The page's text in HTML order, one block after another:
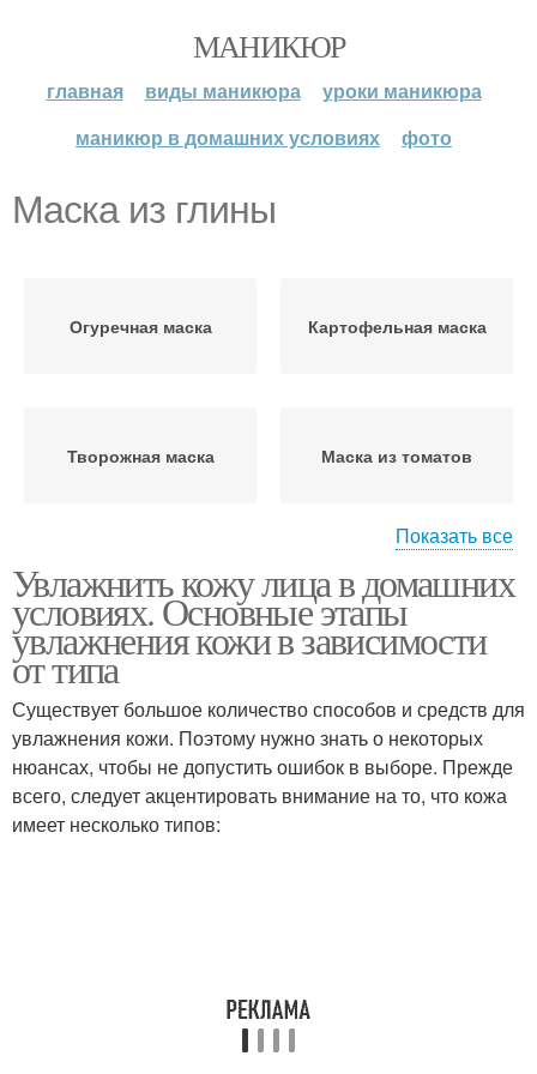
МАНИКЮР
главная виды маникюра
уроки маникюра
маникюр в домашних условиях
фото
Маска из глины
Огуречная маска Картофельная маска
Творожная маска Маска из томатов
волос
волос
Маска для волос Глина для волос
Показать все
Увлажнить кожу лица в домашних
условиях. Основные этапы
увлажнения кожи в зависимости
от типа
Существует большое количество способов и средств для
увлажнения кожи. Поэтому нужно знать о некоторых
нюансах, чтобы не допустить ошибок в выборе. Прежде
всего, следует акцентировать внимание на то, что кожа
имеет несколько типов: